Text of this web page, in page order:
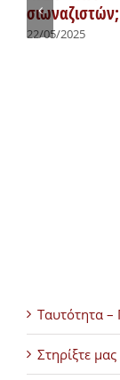
σιωναζιστών;
22/05/2025
Ταυτότητα –
Στηρίξτε μας